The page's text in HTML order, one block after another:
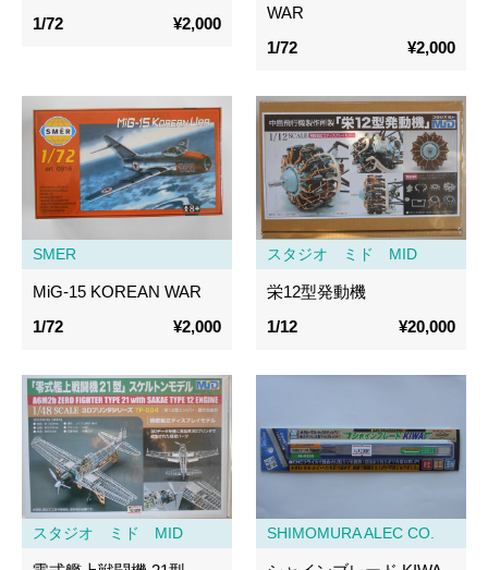
1/72
¥2,000
WAR
1/72
¥2,000
SMER
MiG-15 KOREAN WAR
1/72
¥2,000
スタジオ ミド MID
栄12型発動機
1/12
¥20,000
スタジオ ミド MID SHIMOMURA ALEC CO.